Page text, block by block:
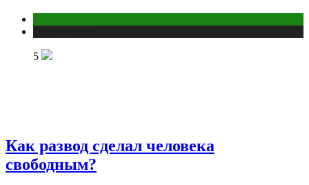
5
Как развод сделал человека
свободным?